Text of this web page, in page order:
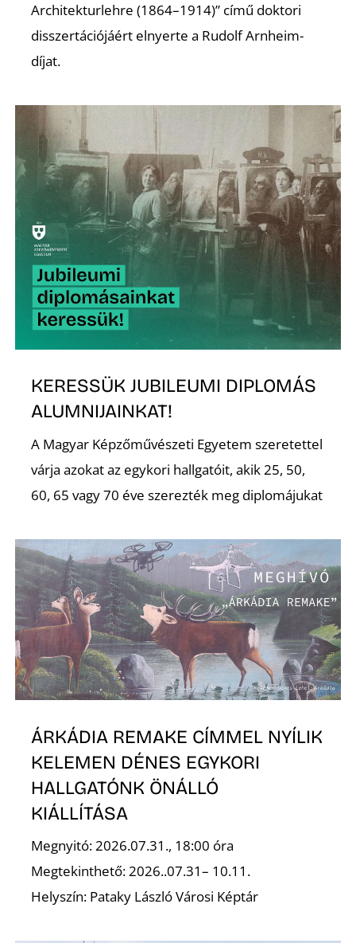
Architekturlehre (1864–1914)” című doktori
disszertációjáért elnyerte a Rudolf Arnheim-
díjat.
KERESSÜK JUBILEUMI DIPLOMÁS
ALUMNIJAINKAT!
A Magyar Képzőművészeti Egyetem szeretettel
várja azokat az egykori hallgatóit, akik 25, 50,
60, 65 vagy 70 éve szerezték meg diplomájukat
ÁRKÁDIA REMAKE CÍMMEL NYÍLIK
KELEMEN DÉNES EGYKORI
HALLGATÓNK ÖNÁLLÓ
KIÁLLÍTÁSA
Megnyitó: 2026.07.31., 18:00 óra
Megtekinthető: 2026..07.31– 10.11.
Helyszín: Pataky László Városi Képtár